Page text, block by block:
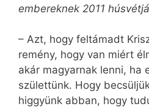
embereknek 2011
– Azt, hogy feltámadt
remény, hogy van miért
akár magyarnak lenni, ha
születtünk. Hogy
higgyünk abban, hogy